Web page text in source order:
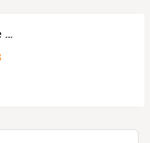
Musicali la musique à découvrir daniel bonin